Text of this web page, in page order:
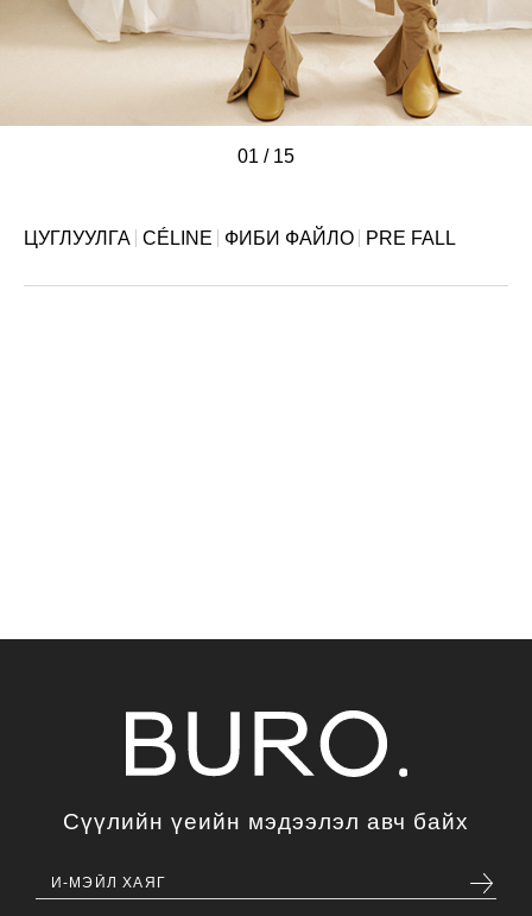
01 / 15
/////////
/////
ЦУГЛУУЛГА CÉLINE ФИБИ ФАЙЛО PRE FALL
Сүүлийн үеийн мэдээлэл авч байх